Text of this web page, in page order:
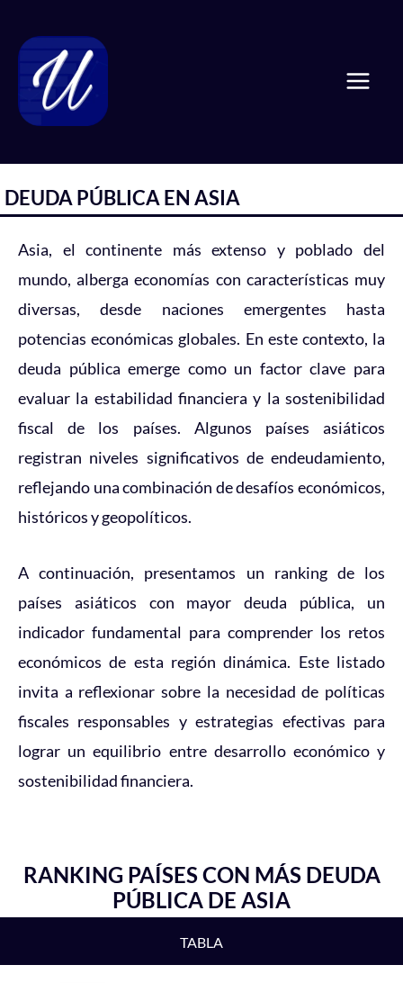
contenido
DEUDA PÚBLICA EN ASIA
Asia, el continente más extenso y poblado del
mundo, alberga economías con características muy
diversas, desde naciones emergentes hasta
potencias económicas globales. En este contexto, la
deuda pública emerge como un factor clave para
evaluar la estabilidad financiera y la sostenibilidad
fiscal de los países. Algunos países asiáticos
registran niveles significativos de endeudamiento,
reflejando una combinación de desafíos económicos,
históricos y geopolíticos.
A continuación, presentamos un ranking de los
países asiáticos con mayor deuda pública, un
indicador fundamental para comprender los retos
económicos de esta región dinámica. Este listado
invita a reflexionar sobre la necesidad de políticas
fiscales responsables y estrategias efectivas para
lograr un equilibrio entre desarrollo económico y
sostenibilidad financiera.
RANKING PAÍSES CON MÁS DEUDA
PÚBLICA DE ASIA
TABLA